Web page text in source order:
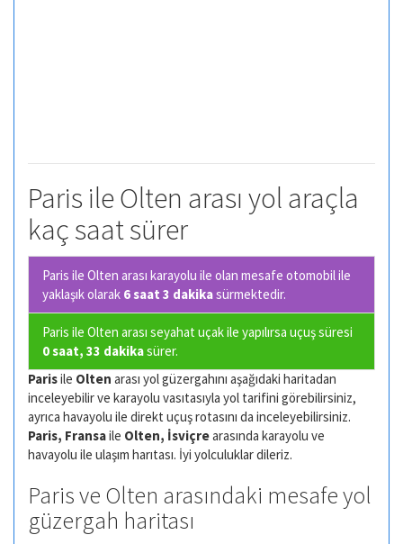
Paris ile Olten arası yol araçla
kaç saat sürer
Paris ile Olten arası karayolu ile olan mesafe otomobil ile
yaklaşık olarak 6 saat 3 dakikasürmektedir.
Paris ile Olten arası seyahat uçak ile yapılırsa uçuş süresi
0 saat, 33 dakikasürer.
Parisile Olten arası yol güzergahını aşağıdaki haritadan
inceleyebilir ve karayolu vasıtasıyla yol tarifini görebilirsiniz,
ayrıca havayolu ile direkt uçuş rotasını da inceleyebilirsiniz.
Paris, Fransaile Olten, İsviçrearasında karayolu ve
havayolu ile ulaşım harıtası. İyi yolculuklar dileriz.
Paris ve Olten arasındaki mesafe yol
güzergah haritası